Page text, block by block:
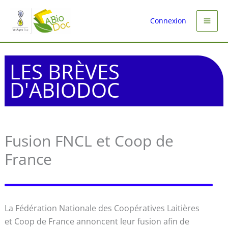
contenu
Connexion
LES BRÈVES
D'ABIODOC
Fusion FNCL et Coop de
France
La Fédération Nationale des Coopératives Laitières
et Coop de France annoncent leur fusion afin de